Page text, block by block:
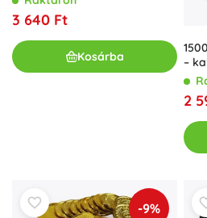
3 640 Ft
Kosárba
–
2
-9%